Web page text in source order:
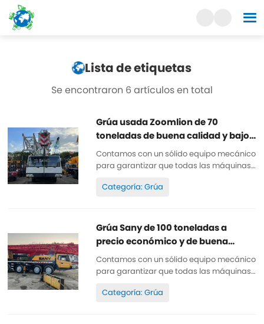
Lista de etiquetas
Se encontraron 6 artículos en total
Grúa usada Zoomlion de 70
toneladas de buena calidad y bajo
precio
Contamos con un sólido equipo mecánico
para garantizar que todas las máquinas
calidad y originales 100%. Todas las
de trabajo reducidas, pintura original,
baratas y de alta calidad. Repuestos...
Categoría: Grúa
Grúa Sany de 100 toneladas a
precio económico y de buena
calidad a la venta
Contamos con un sólido equipo mecánico
para garantizar que todas las máquinas
calidad y originales 100%. Todas las
Categoría: Grúa